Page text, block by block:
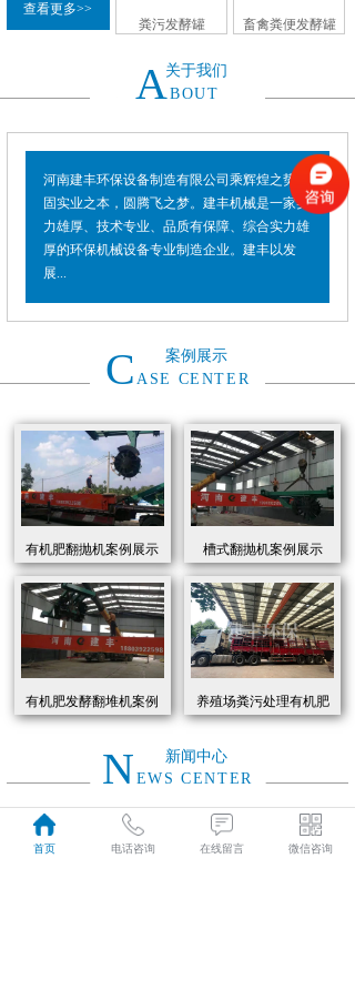
查看更多>>
粪污发酵罐 畜禽粪便发酵罐
关于我们
ABOUT
河南建丰环保设备制造有限公司乘辉煌之势，
固实业之本，圆腾飞之梦。建丰机械是一家实
力雄厚、技术专业、品质有保障、综合实力雄
厚的环保机械设备专业制造企业。建丰以发
展...
案例展示
C ASE CENTER
有机肥翻抛机案例展示 槽式翻抛机案例展示
有机肥发酵翻堆机案例
展示
养殖场粪污处理有机肥
发酵罐 履带式有机肥翻
新闻中心
N EWS CENTER
2026
首页 电话咨询 在线留言 微信咨询